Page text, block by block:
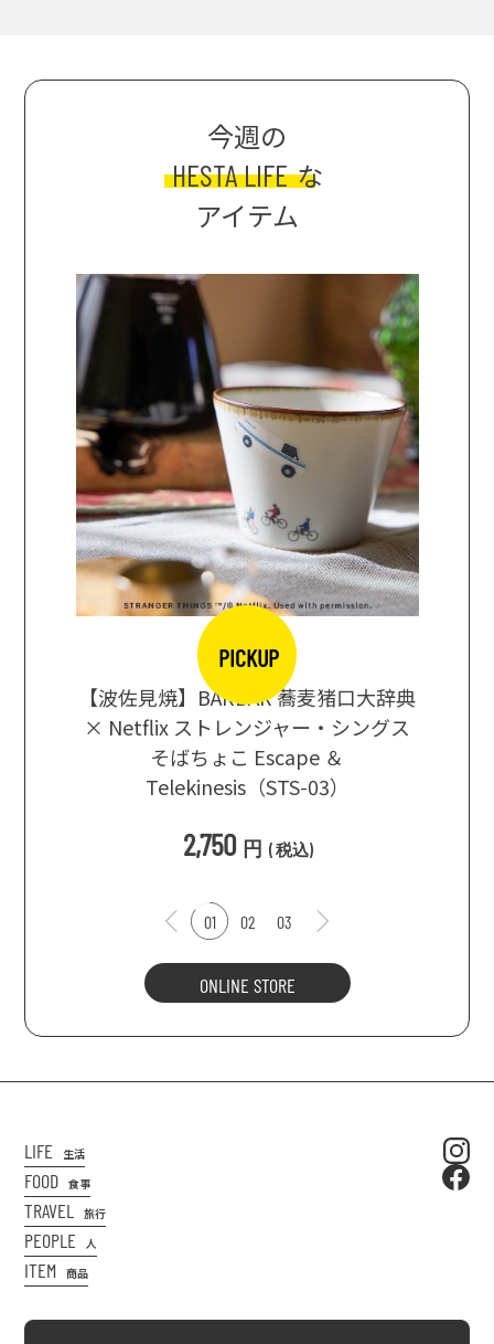
今週の
HESTA LIFE な
アイテム
PICKUP
【波佐見焼】BARBAR 蕎麦猪口大辞典
× Netflix ストレンジャー・シングス
そばちょこ Escape ＆
Telekinesis（STS-03）
2,750 円 (税込)
01 02 03
ONLINE STORE
LIFE 生活
FOOD 食事
TRAVEL 旅行
PEOPLE 人
ITEM 商品